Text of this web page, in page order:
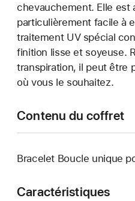
chevauchement. Elle
particulièrement facile à
traitement UV spécial
finition lisse et soyeuse.
transpiration, il peut être
où vous le souhaitez.
Contenu du coffret
Bracelet Boucle unique
Caractéristiques